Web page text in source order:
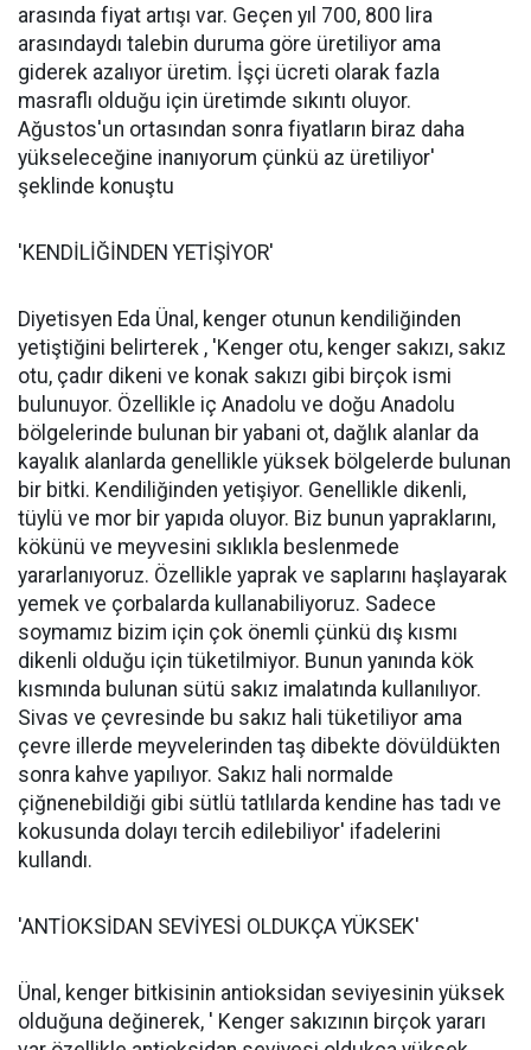
arasında fiyat artışı var. Geçen yıl 700, 800 lira
arasındaydı talebin duruma göre üretiliyor ama
giderek azalıyor üretim. İşçi ücreti olarak fazla
masraflı olduğu için üretimde sıkıntı oluyor.
Ağustos'un ortasından sonra fiyatların biraz daha
yükseleceğine inanıyorum çünkü az üretiliyor'
şeklinde konuştu
'KENDİLİĞİNDEN YETİŞİYOR'
Diyetisyen Eda Ünal, kenger otunun kendiliğinden
yetiştiğini belirterek , 'Kenger otu, kenger sakızı, sakız
otu, çadır dikeni ve konak sakızı gibi birçok ismi
bulunuyor. Özellikle iç Anadolu ve doğu Anadolu
bölgelerinde bulunan bir yabani ot, dağlık alanlar da
kayalık alanlarda genellikle yüksek bölgelerde bulunan
bir bitki. Kendiliğinden yetişiyor. Genellikle dikenli,
tüylü ve mor bir yapıda oluyor. Biz bunun yapraklarını,
kökünü ve meyvesini sıklıkla beslenmede
yararlanıyoruz. Özellikle yaprak ve saplarını haşlayarak
yemek ve çorbalarda kullanabiliyoruz. Sadece
soymamız bizim için çok önemli çünkü dış kısmı
dikenli olduğu için tüketilmiyor. Bunun yanında kök
kısmında bulunan sütü sakız imalatında kullanılıyor.
Sivas ve çevresinde bu sakız hali tüketiliyor ama
çevre illerde meyvelerinden taş dibekte dövüldükten
sonra kahve yapılıyor. Sakız hali normalde
çiğnenebildiği gibi sütlü tatlılarda kendine has tadı ve
kokusunda dolayı tercih edilebiliyor' ifadelerini
kullandı.
'ANTİOKSİDAN SEVİYESİ OLDUKÇA YÜKSEK'
Ünal, kenger bitkisinin antioksidan seviyesinin yüksek
olduğuna değinerek, ' Kenger sakızının birçok yararı